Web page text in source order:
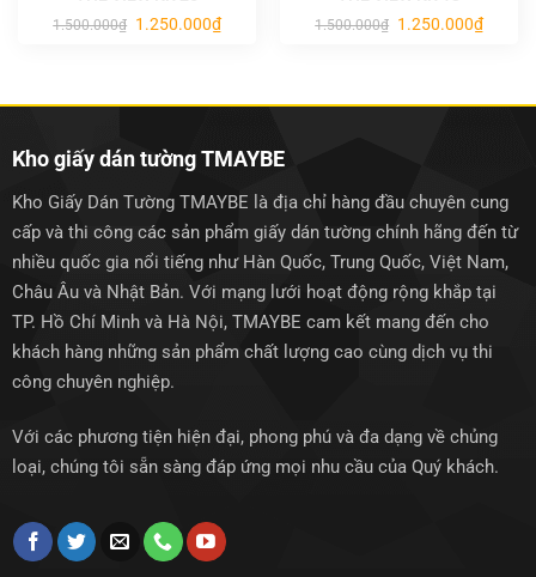
1.500.000₫ Giá
1.250.000₫Giá
hiện
1.500.000₫ Giá
1.250.000₫Giá
hiện
Kho giấy dán tường TMAYBE
Kho Giấy Dán Tường TMAYBE là địa chỉ hàng đầu chuyên cung
cấp và thi công các sản phẩm giấy dán tường chính hãng đến từ
nhiều quốc gia nổi tiếng như Hàn Quốc, Trung Quốc, Việt Nam,
Châu Âu và Nhật Bản. Với mạng lưới hoạt động rộng khắp tại
TP. Hồ Chí Minh và Hà Nội, TMAYBE cam kết mang đến cho
khách hàng những sản phẩm chất lượng cao cùng dịch vụ thi
công chuyên nghiệp.
Với các phương tiện hiện đại, phong phú và đa dạng về chủng
loại, chúng tôi sẵn sàng đáp ứng mọi nhu cầu của Quý khách.